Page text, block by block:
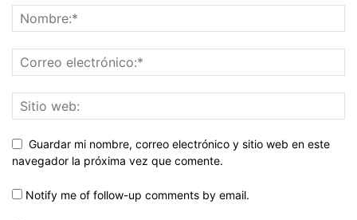
Guardar mi nombre, correo electrónico y sitio web en este
navegador la próxima vez que comente.
Notify me of follow-up comments by email.